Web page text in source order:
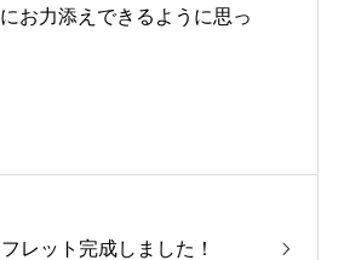
お力添えできるように思っ
レット完成しました！